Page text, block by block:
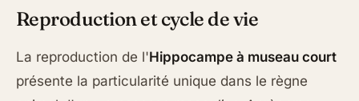
Reproduction et cycle de vie
La reproduction de l'Hippocampe à museau court
présente la particularité unique dans le règne